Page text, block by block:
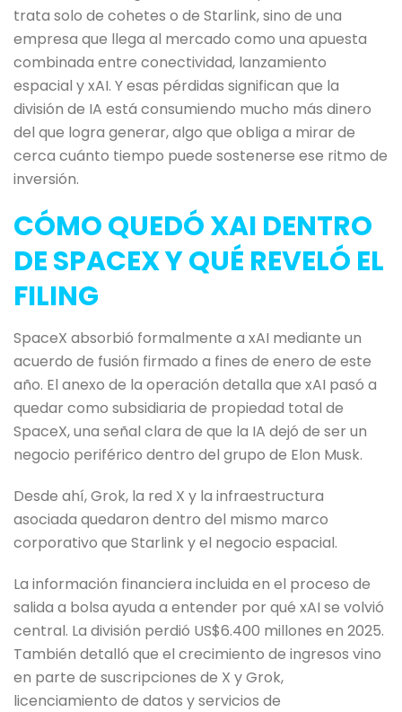
trata solo de cohetes o de Starlink, sino de una
empresa que llega al mercado como una apuesta
combinada entre conectividad, lanzamiento
espacial y xAI. Y esas pérdidas significan que la
división de IA está consumiendo mucho más dinero
del que logra generar, algo que obliga a mirar de
cerca cuánto tiempo puede sostenerse ese ritmo de
inversión.
CÓMO QUEDÓ XAI DENTRO
DE SPACEX Y QUÉ REVELÓ EL
FILING
SpaceX absorbió formalmente a xAI mediante un
acuerdo de fusión firmado a fines de enero de este
año. El anexo de la operación detalla que xAI pasó a
quedar como subsidiaria de propiedad total de
SpaceX, una señal clara de que la IA dejó de ser un
negocio periférico dentro del grupo de Elon Musk.
Desde ahí, Grok, la red X y la infraestructura
asociada quedaron dentro del mismo marco
corporativo que Starlink y el negocio espacial.
La información financiera incluida en el proceso de
salida a bolsa ayuda a entender por qué xAI se volvió
central. La división perdió US$6.400 millones en 2025.
También detalló que el crecimiento de ingresos vino
en parte de suscripciones de X y Grok,
licenciamiento de datos y servicios de